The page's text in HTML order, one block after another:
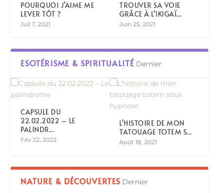
POURQUOI J’AIME ME
LEVER TÔT ?
Juil 7, 2021
TROUVER SA VOIE
GRÂCE À L’IKIGAÏ...
Juin 25, 2021
ESOTÉRISME & SPIRITUALITÉ Dernier
CAPSULE DU
22.02.2022 – LE
PALINDR...
Fév 22, 2022
L’HISTOIRE DE MON
TATOUAGE TOTEM S...
Août 18, 2021
NATURE & DÉCOUVERTES Dernier